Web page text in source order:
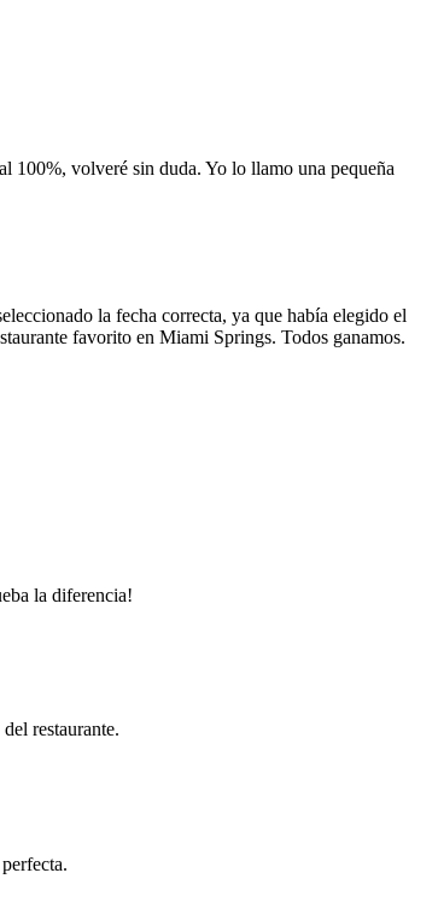
100%, volveré sin duda. Yo lo llamo una pequeña
la fecha correcta, ya que había elegido el
favorito en Miami Springs. Todos ganamos.
la diferencia!
restaurante.